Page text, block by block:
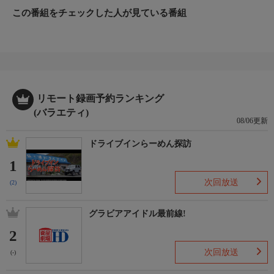
この番組をチェックした人が見ている番組
リモート録画予約ランキング
(バラエティ)
08/06更新
1
(2)
ドライブインらーめん探訪
次回放送
2
(-)
グラビアアイドル最前線!
次回放送